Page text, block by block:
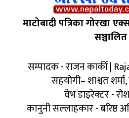
माटोबादी पत्रिका गोरखा
सञ्चालित
सम्पादक - राजन कार्की |
सहयोगी– शाश्वत
वेभ डाइरेक्टर -
कानुनी सल्लाहकार - बरिष्ठ